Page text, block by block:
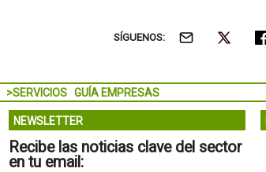
SÍGUENOS:
>SERVICIOS GUÍA EMPRESAS
NEWSLETTER
Recibe las noticias clave del sector
en tu email: